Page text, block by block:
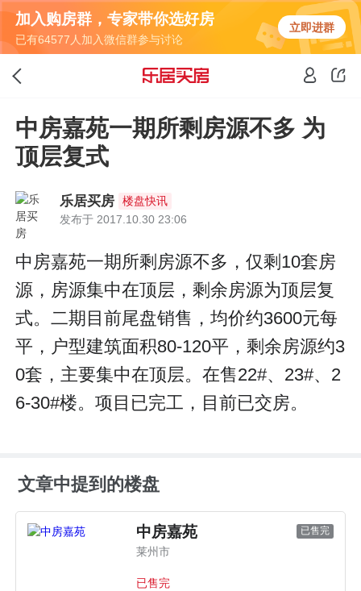
加入购房群，专家带你选好房
已有64577人加入微信群参与讨论
立即进群
中房嘉苑一期所剩房源不多 为
顶层复式
乐居买房
楼盘快讯
发布于 2017.10.30 23:06
中房嘉苑一期所剩房源不多，仅剩10套房
源，房源集中在顶层，剩余房源为顶层复
式。二期目前尾盘销售，均价约3600元每
平，户型建筑面积80-120平，剩余房源约3
0套，主要集中在顶层。在售22#、23#、2
6-30#楼。项目已完工，目前已交房。
文章中提到的楼盘
中房嘉苑 已售完
莱州市
已售完